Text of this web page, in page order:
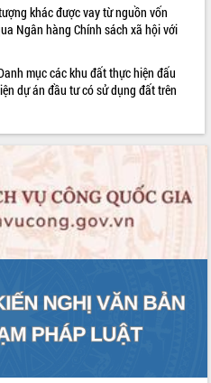
khác được vay từ nguồn vốn
Ngân hàng Chính sách xã hội với
mục các khu đất thực hiện đấu
dự án đầu tư có sử dụng đất trên